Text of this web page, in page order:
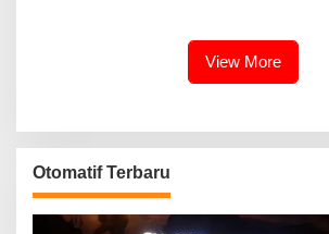
View More
Otomatif Terbaru